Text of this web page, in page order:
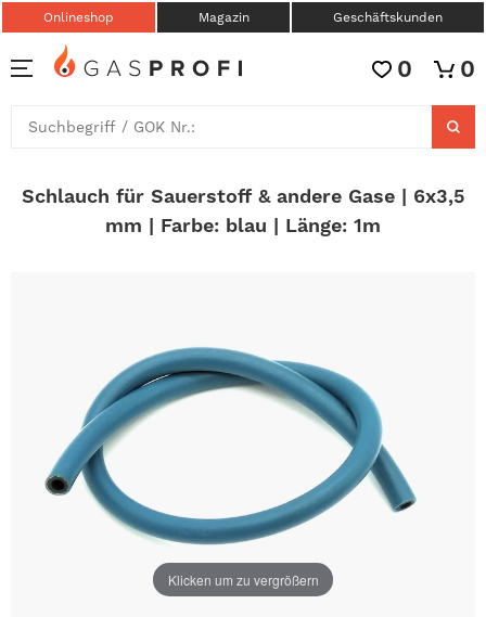
Onlineshop Magazin Geschäftskunden
0 0
Schlauch für Sauerstoff & andere Gase | 6x3,5
mm | Farbe: blau | Länge: 1m
Klicken um zu vergrößern